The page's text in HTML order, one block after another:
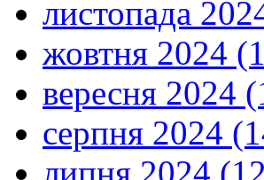
листопада
жовтня 2024
вересня 2024
серпня 2024
липня 2024